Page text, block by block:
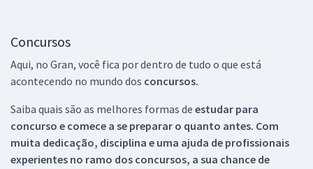
Concursos
Aqui, no Gran, você fica por dentro de tudo o que está
acontecendo no mundo dos concursos.
Saiba quais são as melhores formas de estudar para
concurso e comece a se preparar o quanto antes. Com
muita dedicação, disciplina e uma ajuda de profissionais
experientes no ramo dos concursos, a sua chance de